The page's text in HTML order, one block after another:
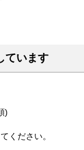
ています
)
ください。